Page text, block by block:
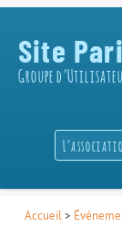
Site
Groupe
Accueil >